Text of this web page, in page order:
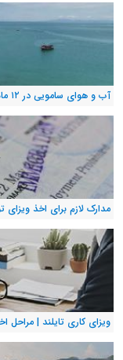
آب و هوای سامویی در ۱۲ ماه سال با شرح تمامی جزئیات
مدارک لازم برای اخذ
ویزای کاری تایلند | مراحل